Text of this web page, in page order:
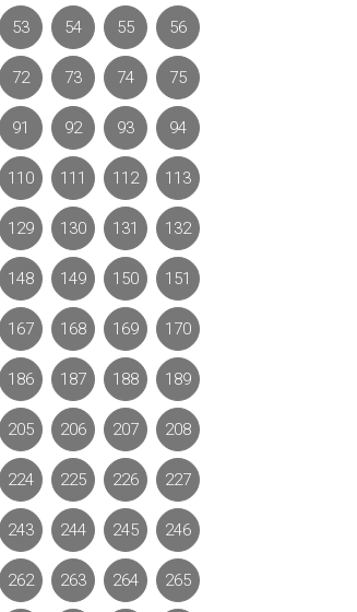
53 54 55 56
72 73 74 75
91 92 93 94
110 111 112 113
129 130 131 132
148 149 150 151
167 168 169 170
186 187 188 189
205 206 207 208
224 225 226 227
243 244 245 246
262 263 264 265